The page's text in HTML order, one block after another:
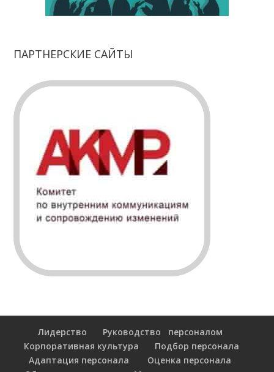
ПАРТНЕРСКИЕ САЙТЫ
Лидерство
Руководство персоналом
Корпоративная культура
Подбор персонала
Адаптация персонала
Оценка персонала